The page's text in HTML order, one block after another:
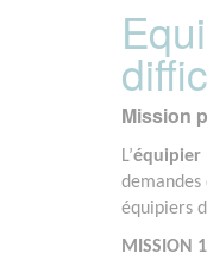
Mission
L’équipier
demandes
équipiers
MISSION